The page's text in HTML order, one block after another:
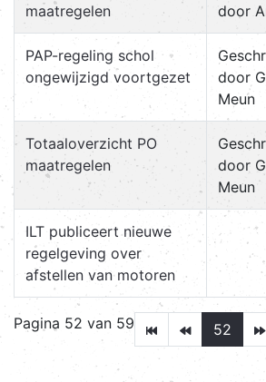
maatregelen
door
PAP-regeling schol
ongewijzigd voortgezet
door
Meun
Totaaloverzicht PO
maatregelen
door
Meun
ILT publiceert nieuwe
regelgeving over
afstellen van motoren
Pagina 52 van 59 52